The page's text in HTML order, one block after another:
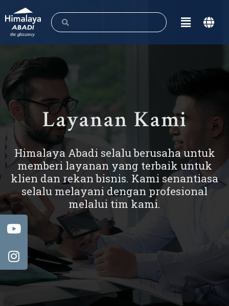
Layanan Kami
Himalaya Abadi selalu berusaha untuk
memberi layanan yang terbaik untuk
klien dan rekan bisnis. Kami senantiasa
selalu melayani dengan profesional
melalui tim kami.